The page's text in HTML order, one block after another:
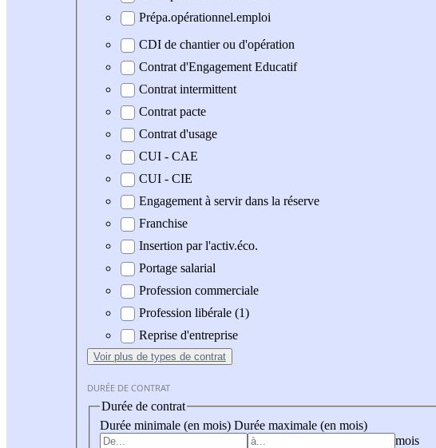
Prépa.opérationnel.emploi
CDI de chantier ou d'opération
Contrat d'Engagement Educatif
Contrat intermittent
Contrat pacte
Contrat d'usage
CUI - CAE
CUI - CIE
Engagement à servir dans la réserve
Franchise
Insertion par l'activ.éco.
Portage salarial
Profession commerciale
Profession libérale (1)
Reprise d'entreprise
Voir plus de types de contrat
DURÉE DE CONTRAT
Durée de contrat
Durée minimale (en mois) Durée maximale (en mois)
mois